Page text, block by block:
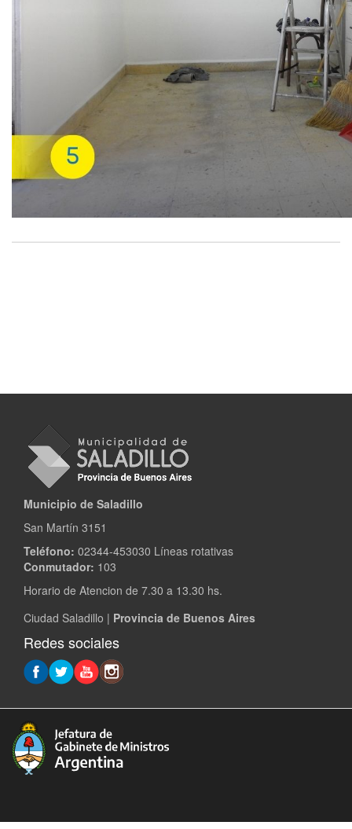
Municipio de Saladillo
San Martín 3151
Teléfono: 02344-453030 Líneas rotativas
Conmutador: 103
Horario de Atencion de 7.30 a 13.30 hs.
Ciudad Saladillo | Provincia de Buenos Aires
Redes sociales